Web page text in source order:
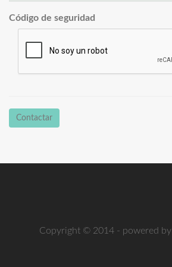
Código de seguridad
Contactar
Copyright © 2014 - powered by